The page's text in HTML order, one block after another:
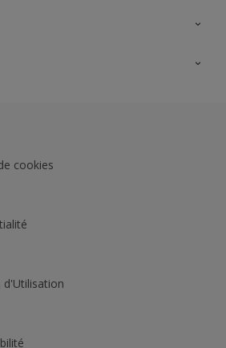
cookies
d'Utilisation